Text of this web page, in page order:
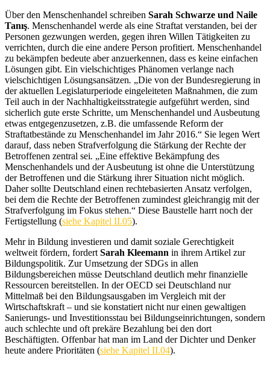
Über den Menschenhandel schreiben Sarah Schwarze und Naile
Tanış. Menschenhandel werde als eine Straftat verstanden, bei der
Personen gezwungen werden, gegen ihren Willen Tätigkeiten zu
verrichten, durch die eine andere Person profitiert. Menschenhandel
zu bekämpfen bedeute aber anzuerkennen, dass es keine einfachen
Lösungen gibt. Ein vielschichtiges Phänomen verlange nach
vielschichtigen Lösungsansätzen. „Die von der Bundesregierung in
der aktuellen Legislaturperiode eingeleiteten Maßnahmen, die zum
Teil auch in der Nachhaltigkeitsstrategie aufgeführt werden, sind
sicherlich gute erste Schritte, um Menschenhandel und Ausbeutung
etwas entgegenzusetzen, z.B. die umfassende Reform der
Straftatbestände zu Menschenhandel im Jahr 2016.“ Sie legen Wert
darauf, dass neben Strafverfolgung die Stärkung der Rechte der
Betroffenen zentral sei. „Eine effektive Bekämpfung des
Menschenhandels und der Ausbeutung ist ohne die Unterstützung
der Betroffenen und die Stärkung ihrer Situation nicht möglich.
Daher sollte Deutschland einen rechtebasierten Ansatz verfolgen,
bei dem die Rechte der Betroffenen zumindest gleichrangig mit der
Strafverfolgung im Fokus stehen.“ Diese Baustelle harrt noch der
Fertigstellung (siehe Kapitel II.05).
Mehr in Bildung investieren und damit soziale Gerechtigkeit
weltweit fördern, fordert Sarah Kleemann in ihrem Artikel zur
Bildungspolitik. Zur Umsetzung der SDGs in allen
Bildungsbereichen müsse Deutschland deutlich mehr finanzielle
Ressourcen bereitstellen. In der OECD sei Deutschland nur
Mittelmaß bei den Bildungsausgaben im Vergleich mit der
Wirtschaftskraft – und sie konstatiert nicht nur einen gewaltigen
Sanierungs- und Investitionsstau bei Bildungseinrichtungen, sondern
auch schlechte und oft prekäre Bezahlung bei den dort
Beschäftigten. Offenbar hat man im Land der Dichter und Denker
heute andere Prioritäten (siehe Kapitel II.04).